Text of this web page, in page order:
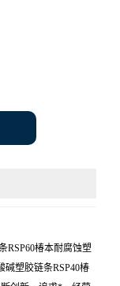
RSP60椿本耐腐蚀塑
碱塑胶链条RSP40椿